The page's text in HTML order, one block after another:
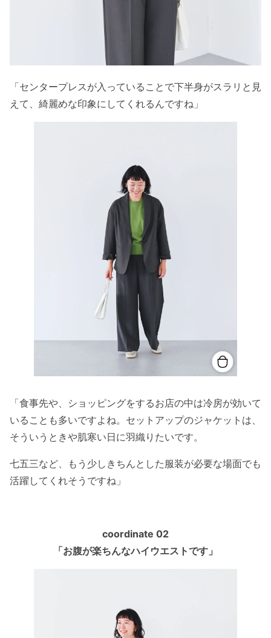
「センタープレスが入っていることで下半身がスラリと見
えて、綺麗めな印象にしてくれるんですね」
「食事先や、ショッピングをするお店の中は冷房が効いて
いることも多いですよね。セットアップのジャケットは、
そういうときや肌寒い日に羽織りたいです。
七五三など、もう少しきちんとした服装が必要な場面でも
活躍してくれそうですね」
coordinate 02
「お腹が楽ちんなハイウエストです」